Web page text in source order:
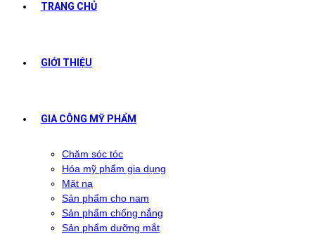
TRANG CHỦ
GIỚI THIỆU
GIA CÔNG MỸ PHẨM
Chăm sóc tóc
Hóa mỹ phẩm gia dụng
Mặt nạ
Sản phẩm cho nam
Sản phẩm chống nắng
Sản phẩm dưỡng mắt